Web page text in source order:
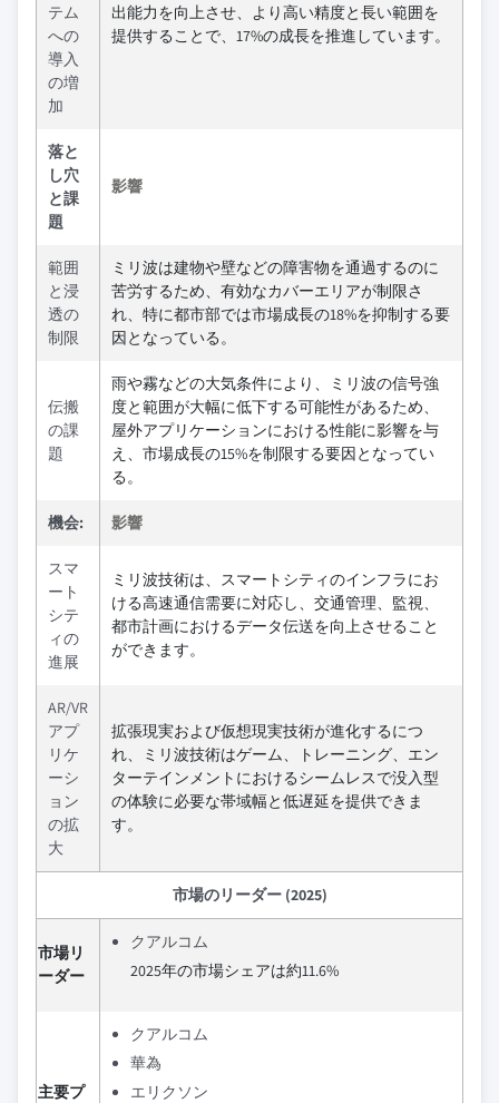
テム
への
導入
の増
加
出能力を向上させ、より高い精度と長い範囲を
提供することで、17%の成長を推進しています。
落と
し穴
と課
題
影響
範囲
と浸
透の
制限
ミリ波は建物や壁などの障害物を通過するのに
苦労するため、有効なカバーエリアが制限さ
れ、特に都市部では市場成長の18%を抑制する要
因となっている。
伝搬
の課
題
雨や霧などの大気条件により、ミリ波の信号強
度と範囲が大幅に低下する可能性があるため、
屋外アプリケーションにおける性能に影響を与
え、市場成長の15%を制限する要因となってい
る。
機会: 影響
スマ
ート
シテ
ィの
進展
ミリ波技術は、スマートシティのインフラにお
ける高速通信需要に対応し、交通管理、監視、
都市計画におけるデータ伝送を向上させること
ができます。
AR/VR
アプ
リケ
ーシ
ョン
の拡
大
拡張現実および仮想現実技術が進化するにつ
れ、ミリ波技術はゲーム、トレーニング、エン
ターテインメントにおけるシームレスで没入型
の体験に必要な帯域幅と低遅延を提供できま
す。
市場のリーダー (2025)
市場リ
ーダー
クアルコム
2025年の市場シェアは約11.6%
主要プ
クアルコム
華為
エリクソン